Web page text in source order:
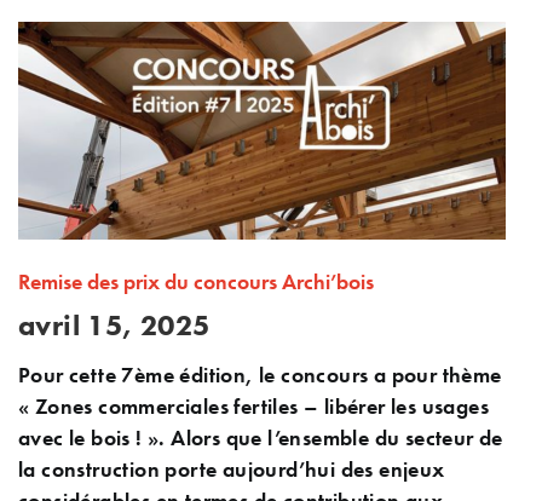
Remise des prix du concours Archi’bois
avril 15, 2025
Pour cette 7ème édition, le concours a pour thème
« Zones commerciales fertiles – libérer les usages
avec le bois ! ». Alors que l’ensemble du secteur de
la construction porte aujourd’hui des enjeux